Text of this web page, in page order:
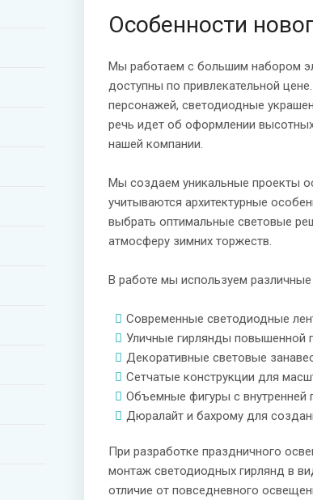
Особенности
Мы работаем с большим набором
доступны по привлекательной
персонажей, светодиодные
речь идет об оформлении
нашей компании.
Мы создаем уникальные проекты
учитываются архитектурные
выбрать оптимальные световые
атмосферу зимних торжеств.
В работе мы используем
Современные светодиодные
Уличные гирлянды повышенной
Декоративные световые
Сетчатые конструкции для
Объемные фигуры с внутренней
Дюралайт и бахрому для
При разработке праздничного
монтаж светодиодных гирлянд в
отличие от повседневного